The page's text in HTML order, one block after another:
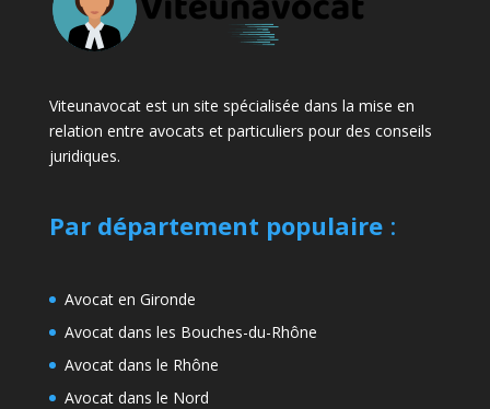
Viteunavocat est un site spécialisée dans la mise en
relation entre avocats et particuliers pour des conseils
juridiques.
Par département populaire:
Avocat en Gironde
Avocat dans les Bouches-du-Rhône
Avocat dans le Rhône
Avocat dans le Nord